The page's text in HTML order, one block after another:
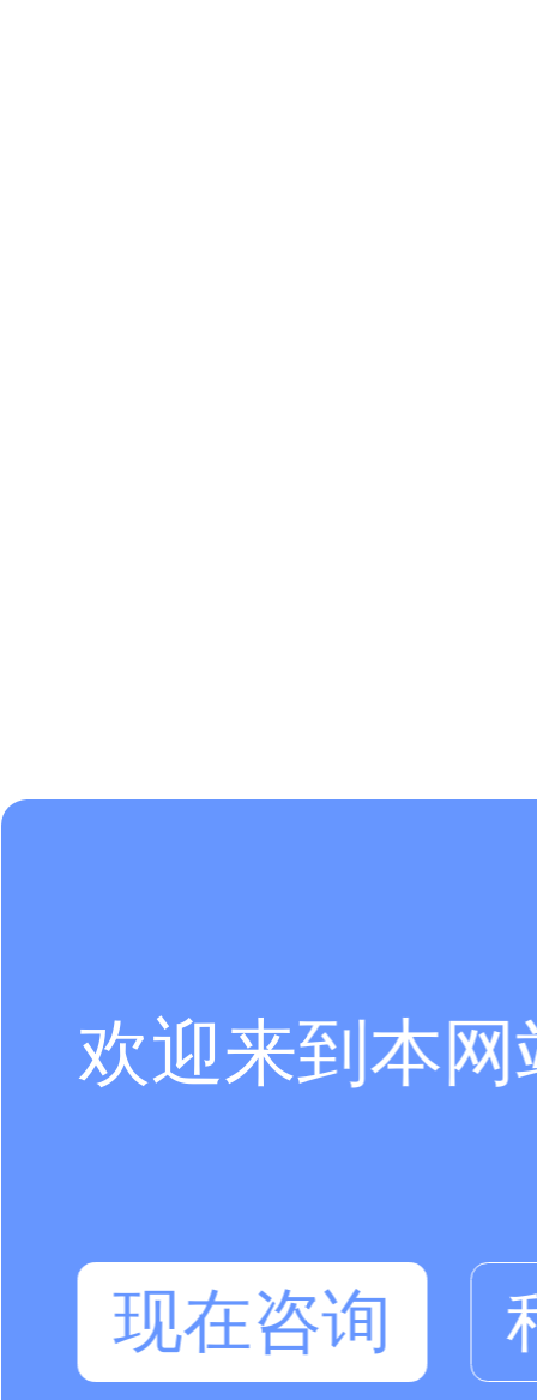
欢迎来到本
现在咨询